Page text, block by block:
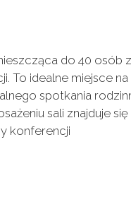
do 40 osób
To idealne miejsce
spotkania
sali znajduje
konferencji